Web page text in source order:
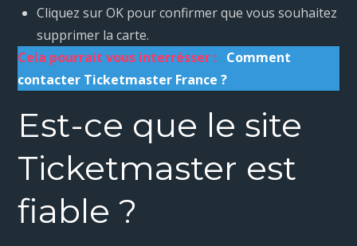
Cliquez sur OK pour confirmer que vous souhaitez
supprimer la carte.
Cela pourrait vous interrésser : Comment
contacter Ticketmaster France ?
Est-ce que le site
Ticketmaster est
fiable ?